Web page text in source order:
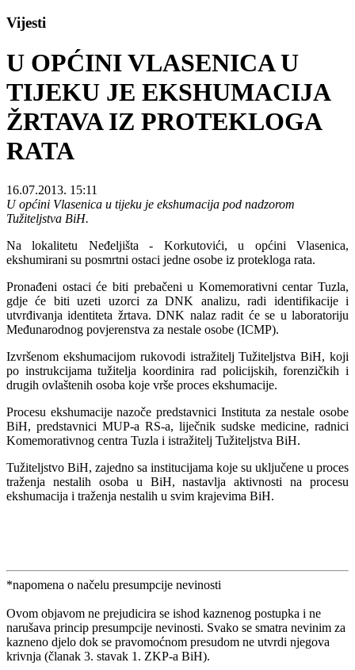
Vijesti
U OPĆINI VLASENICA U
TIJEKU JE EKSHUMACIJA
ŽRTAVA IZ PROTEKLOGA
RATA
16.07.2013. 15:11
U općini Vlasenica u tijeku je ekshumacija pod nadzorom
Tužiteljstva BiH.
Na lokalitetu Neđeljišta - Korkutovići, u općini Vlasenica,
ekshumirani su posmrtni ostaci jedne osobe iz protekloga rata.
Pronađeni ostaci će biti prebačeni u Komemorativni centar Tuzla,
gdje će biti uzeti uzorci za DNK analizu, radi identifikacije i
utvrđivanja identiteta žrtava. DNK nalaz radit će se u laboratoriju
Međunarodnog povjerenstva za nestale osobe (ICMP).
Izvršenom ekshumacijom rukovodi istražitelj Tužiteljstva BiH, koji
po instrukcijama tužitelja koordinira rad policijskih, forenzičkih i
drugih ovlaštenih osoba koje vrše proces ekshumacije.
Procesu ekshumacije nazoče predstavnici Instituta za nestale osobe
BiH, predstavnici MUP-a RS-a, liječnik sudske medicine, radnici
Komemorativnog centra Tuzla i istražitelj Tužiteljstva BiH.
Tužiteljstvo BiH, zajedno sa institucijama koje su uključene u proces
traženja nestalih osoba u BiH, nastavlja aktivnosti na procesu
ekshumacija i traženja nestalih u svim krajevima BiH.
*napomena o načelu presumpcije nevinosti
Ovom objavom ne prejudicira se ishod kaznenog postupka i ne
narušava princip presumpcije nevinosti. Svako se smatra nevinim za
kazneno djelo dok se pravomoćnom presudom ne utvrdi njegova
krivnja (članak 3. stavak 1. ZKP-a BiH).